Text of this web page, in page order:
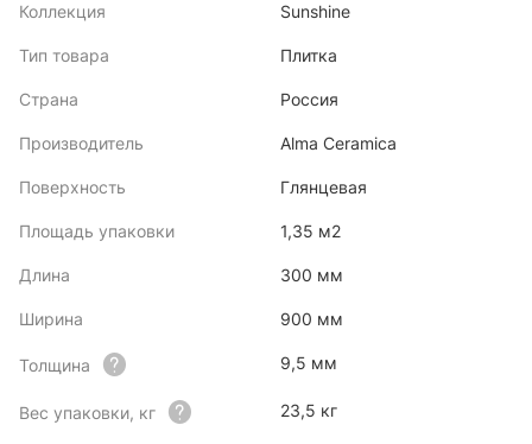
Коллекция Sunshine
Тип товара Плитка
Страна Россия
Производитель Alma Ceramica
Поверхность Глянцевая
Площадь упаковки 1,35 м2
Длина 300 мм
Ширина 900 мм
Толщина 9,5 мм
Вес упаковки, кг 23,5 кг